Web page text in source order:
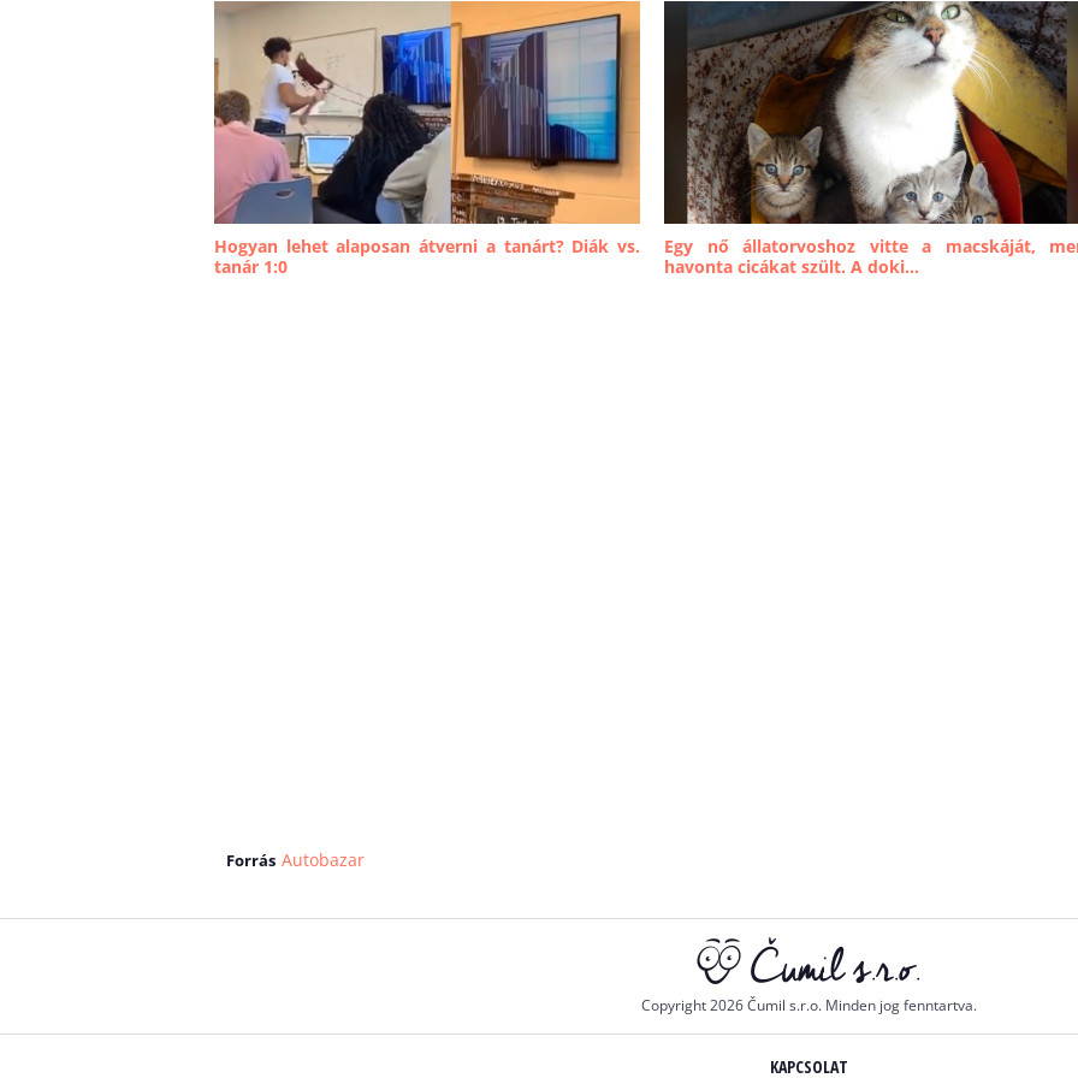
Hogyan lehet alaposan átverni a tanárt? Diák vs.
tanár 1:0
Egy nő állatorvoshoz vitte a macskáját,
havonta cicákat szült. A doki...
Forrás Autobazar
Copyright 2026 Čumil s.r.o. Minden jog fenntartva.
KAPCSOLAT